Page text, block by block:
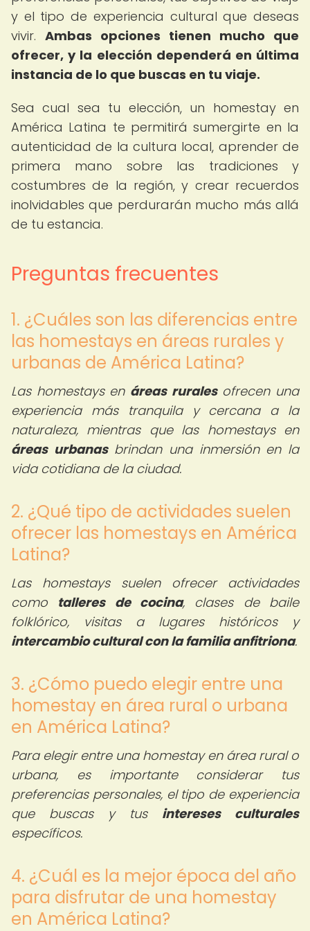
y el tipo de experiencia cultural que deseas
vivir. Ambas opciones tienen mucho que
ofrecer, y la elección dependerá en última
instancia de lo que buscas en tu viaje.
Sea cual sea tu elección, un homestay en
América Latina te permitirá sumergirte en la
autenticidad de la cultura local, aprender de
primera mano sobre las tradiciones y
costumbres de la región, y crear recuerdos
inolvidables que perdurarán mucho más allá
de tu estancia.
Preguntas frecuentes
1. ¿Cuáles son las diferencias entre
las homestays en áreas rurales y
urbanas de América Latina?
Las homestays en áreas ruralesofrecen una
experiencia más tranquila y cercana a la
naturaleza, mientras que las homestays en
áreas urbanasbrindan una inmersión en la
vida cotidiana de la ciudad.
2. ¿Qué tipo de actividades suelen
ofrecer las homestays en América
Latina?
Las homestays suelen ofrecer actividades
como talleres de cocina, clases de baile
folklórico, visitas a lugares históricos y
intercambio cultural con la familia anfitriona.
3. ¿Cómo puedo elegir entre una
homestay en área rural o urbana
en América Latina?
Para elegir entre una homestay en área rural o
urbana, es importante considerar tus
preferencias personales, el tipo de experiencia
que buscas y tus intereses culturales
específicos.
4. ¿Cuál es la mejor época del año
para disfrutar de una homestay
en América Latina?